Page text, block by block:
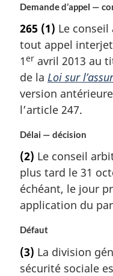
Demande d’appel —
265 (1) Le
tout appel
1er avril 2013 au
de la Loi sur
version
l’article 247.
Délai — décision
(2) Le conseil
plus tard le 31
échéant, le jour
application du
Défaut
(3) La division
sécurité sociale